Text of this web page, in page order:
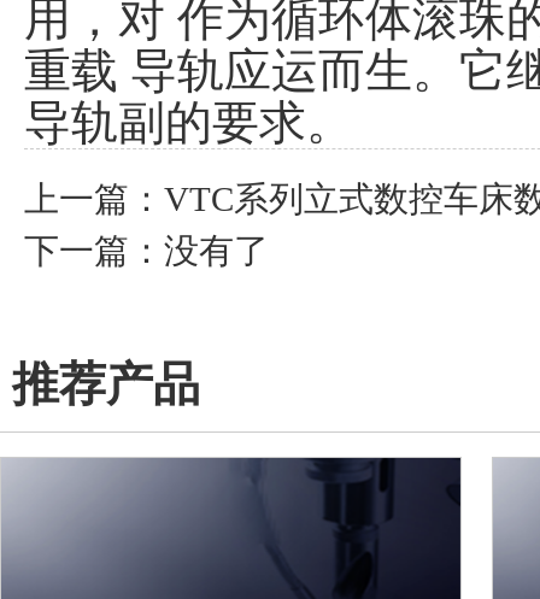
用，对 作为循环体滚珠
重载 导轨应运而生。它
导轨副的要求。
上一篇： VTC系列立式数控车床
下一篇：没有了
推荐产品